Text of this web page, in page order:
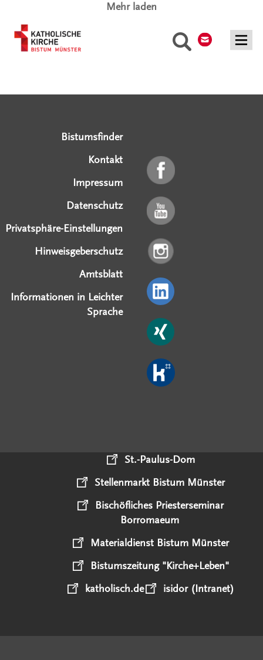
Suche
Mehr laden
Bistumsfinder
Kontakt
Impressum
Datenschutz
Privatsphäre-Einstellungen
Hinweisgeberschutz
Amtsblatt
Informationen in Leichter
Sprache
St.-Paulus-Dom
Stellenmarkt Bistum Münster
Bischöfliches Priesterseminar
Borromaeum
Materialdienst Bistum Münster
Bistumszeitung "Kirche+Leben"
katholisch.de
isidor (Intranet)